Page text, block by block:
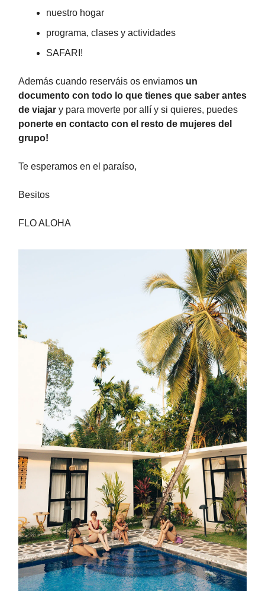
nuestro hogar
programa, clases y actividades
SAFARI!
Además cuando reserváis os enviamos un
documento con todo lo que tienes que saber antes
de viajar y para moverte por allí y si quieres, puedes
ponerte en contacto con el resto de mujeres del
grupo!
Te esperamos en el paraíso,
Besitos
FLO ALOHA